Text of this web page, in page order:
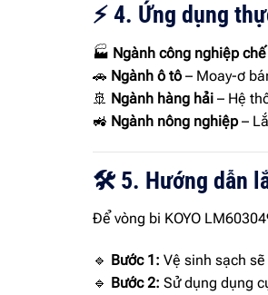
⚡ 4. Ứng dụng
🏭 Ngành công nghiệp
🚗 Ngành ô tô – Moay-ơ
🚢 Ngành hàng hải – Hệ
🚜 Ngành nông nghiệp–
🛠 5. Hướng dẫn
Để vòng bi KOYO
🔹 Bước 1: Vệ sinh sạch
🔹 Bước 2: Sử dụng dụng